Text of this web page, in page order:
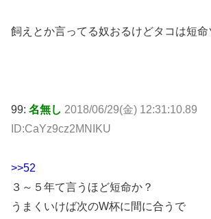
飼えとか言ってる奴おるけどタコは短命
99: 名無し 2018/06/29(金) 12:31:10.89
ID:CaYz9cz2MNIKU
>>52
３～５年て言うほど短命か？
うまくいけば次のW杯に間に合うで